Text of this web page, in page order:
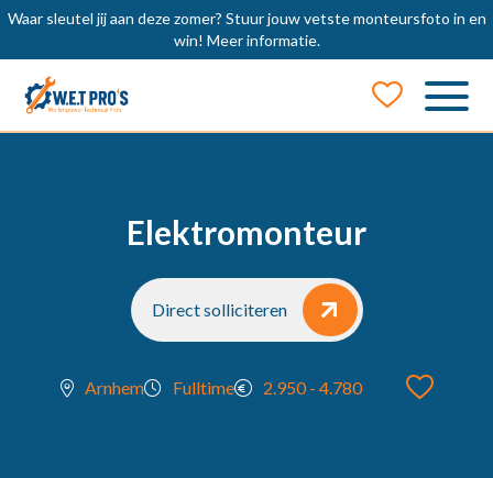
Waar sleutel jij aan deze zomer? Stuur jouw vetste monteursfoto in en
win! Meer informatie.
Elektromonteur
Direct solliciteren
Arnhem Fulltime 2.950 - 4.780
Job Alert